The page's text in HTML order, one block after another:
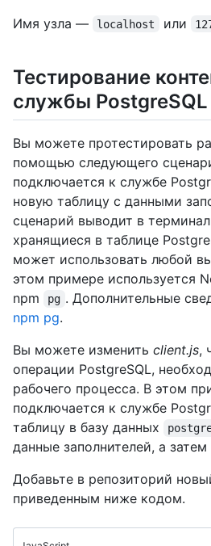
Имя узла —
localhost или
Тестирование
службы PostgreSQL
Вы можете протестировать
помощью следующего
подключается к службе
новую таблицу с данными
сценарий выводит в терминал
хранящиеся в таблице
может использовать любой
этом примере используется
npm
pg . Дополнительные
npm pg.
Вы можете изменить client.js,
операции PostgreSQL,
рабочего процесса. В этом
подключается к службе
таблицу в базу данных
данные заполнителей, а
Добавьте в репозиторий
приведенным ниже кодом.